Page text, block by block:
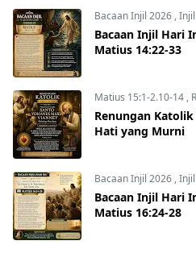
Bacaan Injil 2026 ,
Bacaan Injil Hari
Matius 14:22-33
Matius 15:1-2.10-14 ,
Renungan
Hati yang Murni
Bacaan Injil 2026 ,
Bacaan Injil Hari
Matius 16:24-28